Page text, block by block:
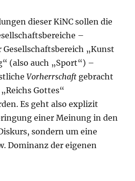
dieser KiNC sollen die
–
Gesellschaftsbereich „Kunst
(also auch „Sport“) –
Vorherrschaft gebracht
Gottes“
Es geht also explizit
einer Meinung in den
sondern um eine
Dominanz der eigenen